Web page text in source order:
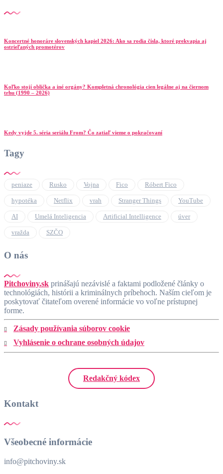
Koncertné honoráre slovenských kapiel 2026: Ako sa rodia čísla, ktoré prekvapia aj
ostrieľaných promotérov
Koľko stojí oblička a iné orgány? Kompletná chronológia cien legálne aj na čiernom
trhu (1990 – 2026)
Kedy vyjde 5. séria seriálu From? Čo zatiaľ vieme o pokračovaní
Tagy
peniaze Rusko Vojna Fico Róbert Fico
hypotéka Netflix vrah Stranger Things YouTube
AI Umelá Inteligencia Artificial Intelligence úver
vražda SZČO
O nás
Pitchoviny.sk prinášajú nezávislé a faktami podložené články o
technológiách, histórii a kriminálnych príbehoch. Naším cieľom je
poskytovať čitateľom overené informácie vo voľne prístupnej
forme.
Zásady používania súborov cookie
Vyhlásenie o ochrane osobných údajov
Redakčný kódex
Kontakt
Všeobecné informácie
info@pitchoviny.sk